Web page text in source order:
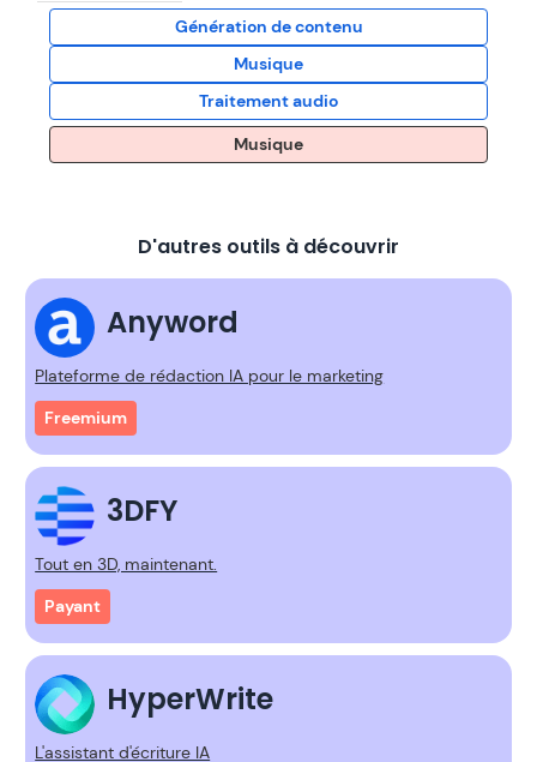
Génération de contenu
Musique
Traitement audio
Musique
D'autres outils à découvrir
Anyword
Plateforme de rédaction IA pour le marketing
Freemium
3DFY
Tout en 3D, maintenant.
Payant
HyperWrite
L'assistant d'écriture IA